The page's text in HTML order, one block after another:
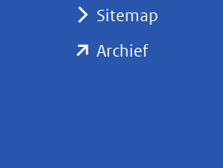
Sitemap
Archief(opent